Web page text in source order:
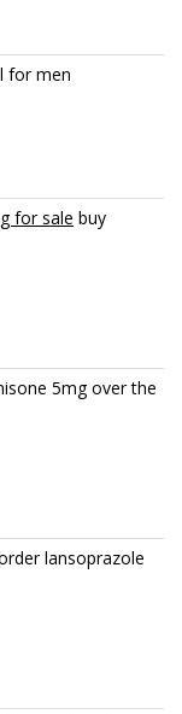
for men
for sale buy
5mg over the
lansoprazole